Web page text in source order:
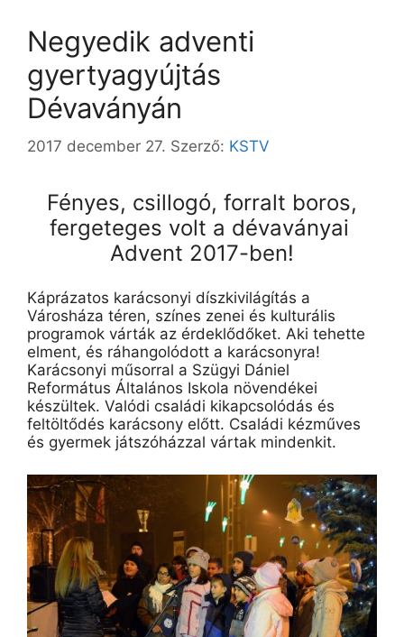
Negyedik adventi
gyertyagyújtás
Dévaványán
2017 december 27. Szerző: KSTV
Fényes, csillogó, forralt boros,
fergeteges volt a dévaványai
Advent 2017-ben!
Káprázatos karácsonyi díszkivilágítás a
Városháza téren, színes zenei és kulturális
programok várták az érdeklődőket. Aki tehette
elment, és ráhangolódott a karácsonyra!
Karácsonyi műsorral a Szügyi Dániel
Református Általános Iskola növendékei
készültek. Valódi családi kikapcsolódás és
feltöltődés karácsony előtt. Családi kézműves
és gyermek játszóházzal vártak mindenkit.